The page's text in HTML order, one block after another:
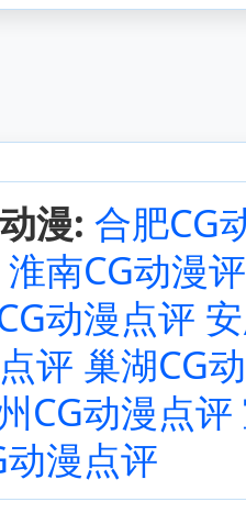
漫: 合肥CG
淮南CG动漫
动漫点评
评 巢湖CG
CG动漫点评
漫点评